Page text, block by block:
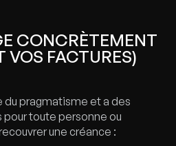
CONCRÈTEMENT
VOS FACTURES)
du pragmatisme et a des
toute personne ou
une créance :